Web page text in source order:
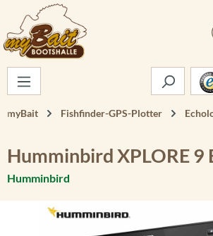
Zum Hauptinhalt springen
myBait Fishfinder-GPS-Plotter
Humminbird XPLORE 9
Humminbird
Bildergalerie überspringen